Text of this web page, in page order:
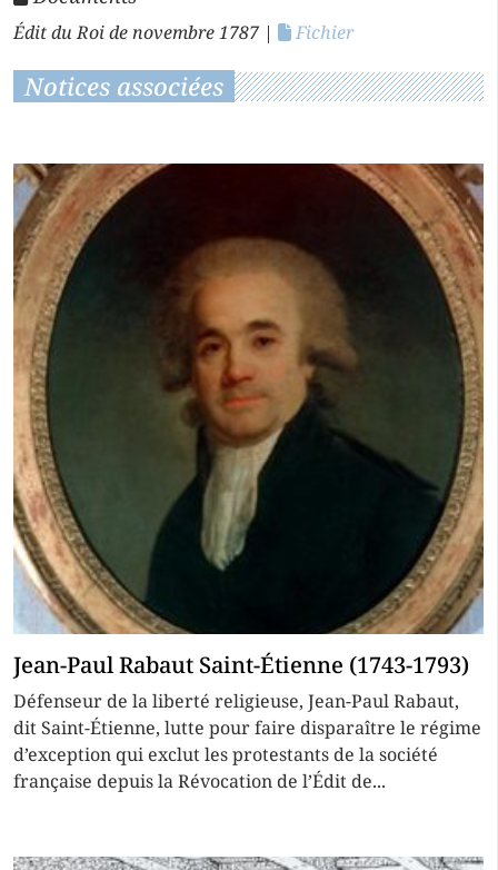
Édit du Roi de novembre 1787 | Fichier
Notices associées
Jean-Paul Rabaut Saint-Étienne (1743-1793)
Défenseur de la liberté religieuse, Jean-Paul Rabaut,
dit Saint-Étienne, lutte pour faire disparaître le régime
d’exception qui exclut les protestants de la société
française depuis la Révocation de l’Édit de...